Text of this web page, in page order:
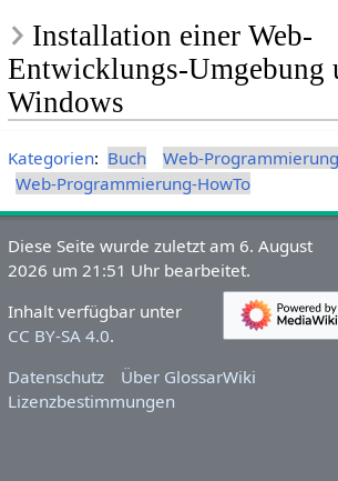
Installation einer Web-
Entwicklungs-Umgebung
Windows
Kategorien: Buch
Web-Programmierung
Web-Programmierung-HowTo
Diese Seite wurde zuletzt am 6. August
2026 um 21:51 Uhr bearbeitet.
Inhalt verfügbar unter
CC BY-SA 4.0.
Datenschutz
Über GlossarWiki
Lizenzbestimmungen